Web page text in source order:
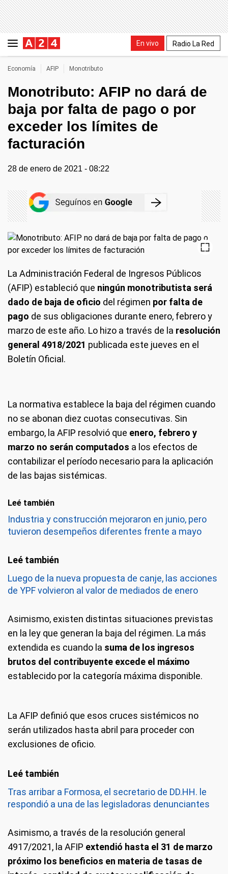
En vivo Radio La Red
Economía AFIP Monotributo
Monotributo: AFIP no dará de
baja por falta de pago o por
exceder los límites de
facturación
28 de enero de 2021 - 08:22
La Administración Federal de Ingresos Públicos
(AFIP) estableció que ningún monotributista será
dado de baja de oficio del régimen por falta de
pago de sus obligaciones durante enero, febrero y
marzo de este año. Lo hizo a través de la resolución
general 4918/2021 publicada este jueves en el
Boletín Oficial.
La normativa establece la baja del régimen cuando
no se abonan diez cuotas consecutivas. Sin
embargo, la AFIP resolvió que enero, febrero y
marzo no serán computados a los efectos de
contabilizar el período necesario para la aplicación
de las bajas sistémicas.
Leé también
Industria y construcción mejoraron en junio, pero
tuvieron desempeños diferentes frente a mayo
Luego de la nueva propuesta de canje, las acciones
de YPF volvieron al valor de mediados de enero
Asimismo, existen distintas situaciones previstas
en la ley que generan la baja del régimen. La más
extendida es cuando la suma de los ingresos
brutos del contribuyente excede el máximo
establecido por la categoría máxima disponible.
La AFIP definió que esos cruces sistémicos no
serán utilizados hasta abril para proceder con
exclusiones de oficio.
Tras arribar a Formosa, el secretario de DD.HH. le
respondió a una de las legisladoras denunciantes
Asimismo, a través de la resolución general
4917/2021, la AFIP extendió hasta el 31 de marzo
próximo los beneficios en materia de tasas de